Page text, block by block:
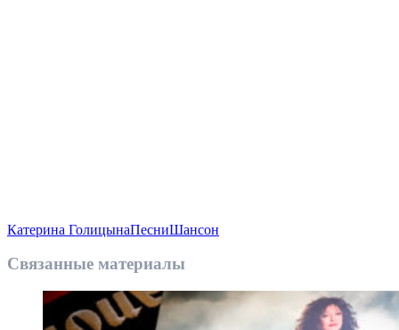
Катерина ГолицынаПесниШансон
Связанные материалы